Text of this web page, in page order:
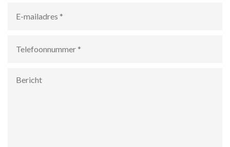
mailadres *